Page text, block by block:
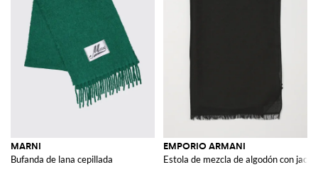
MARNI
Bufanda de lana cepillada
EMPORIO ARMANI
Estola de mezcla de algodón con